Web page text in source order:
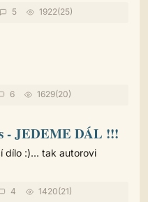
5 1922(25)
6 1629(20)
- JEDEME DÁL !!!
dílo :)... tak autorovi
4 1420(21)